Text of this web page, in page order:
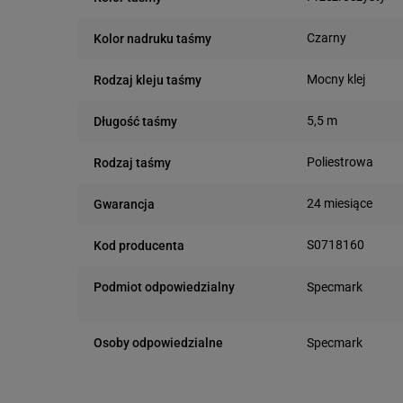
Kolor nadruku taśmy Czarny
Rodzaj kleju taśmy Mocny klej
Długość taśmy 5,5 m
Rodzaj taśmy Poliestrowa
Gwarancja 24 miesiące
Kod producenta S0718160
Podmiot odpowiedzialny
Specmark
telefon:
Osoby odpowiedzialne
Specmark